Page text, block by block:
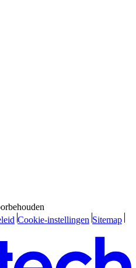
Cookie-instellingen Sitemap